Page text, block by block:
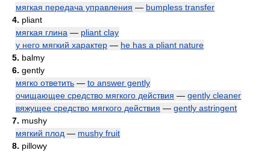
мягкая передача управления — bumpless transfer
4. pliant
мягкая глина — pliant clay
у него мягкий характер — he has a pliant nature
5. balmy
6. gently
мягко ответить — to answer gently
очищающее средство мягкого действия — gently cleaner
вяжущее средство мягкого действия — gently astringent
7. mushy
мягкий плод — mushy fruit
8. pillowy